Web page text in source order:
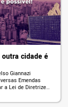
outra cidade é
Giannazi
Emendas
a Lei de Diretrizes